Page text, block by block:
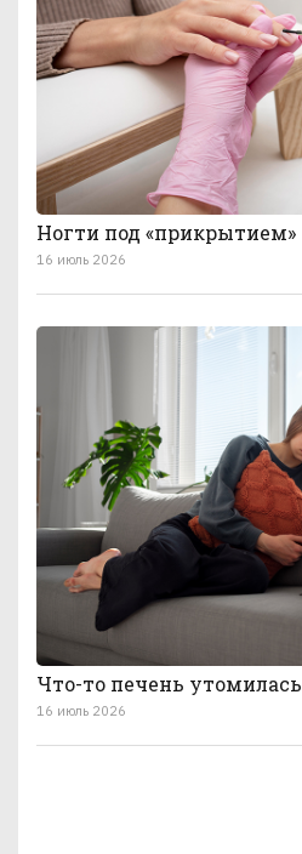
Ногти под «прикрытием»
16 июль 2026
Что-то печень утомилась
16 июль 2026